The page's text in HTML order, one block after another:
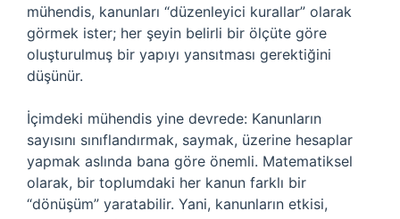
mühendis, kanunları “düzenleyici kurallar” olarak
görmek ister; her şeyin belirli bir ölçüte göre
oluşturulmuş bir yapıyı yansıtması gerektiğini
düşünür.
İçimdeki mühendis yine devrede: Kanunların
sayısını sınıflandırmak, saymak, üzerine hesaplar
yapmak aslında bana göre önemli. Matematiksel
olarak, bir toplumdaki her kanun farklı bir
“dönüşüm” yaratabilir. Yani, kanunların etkisi,